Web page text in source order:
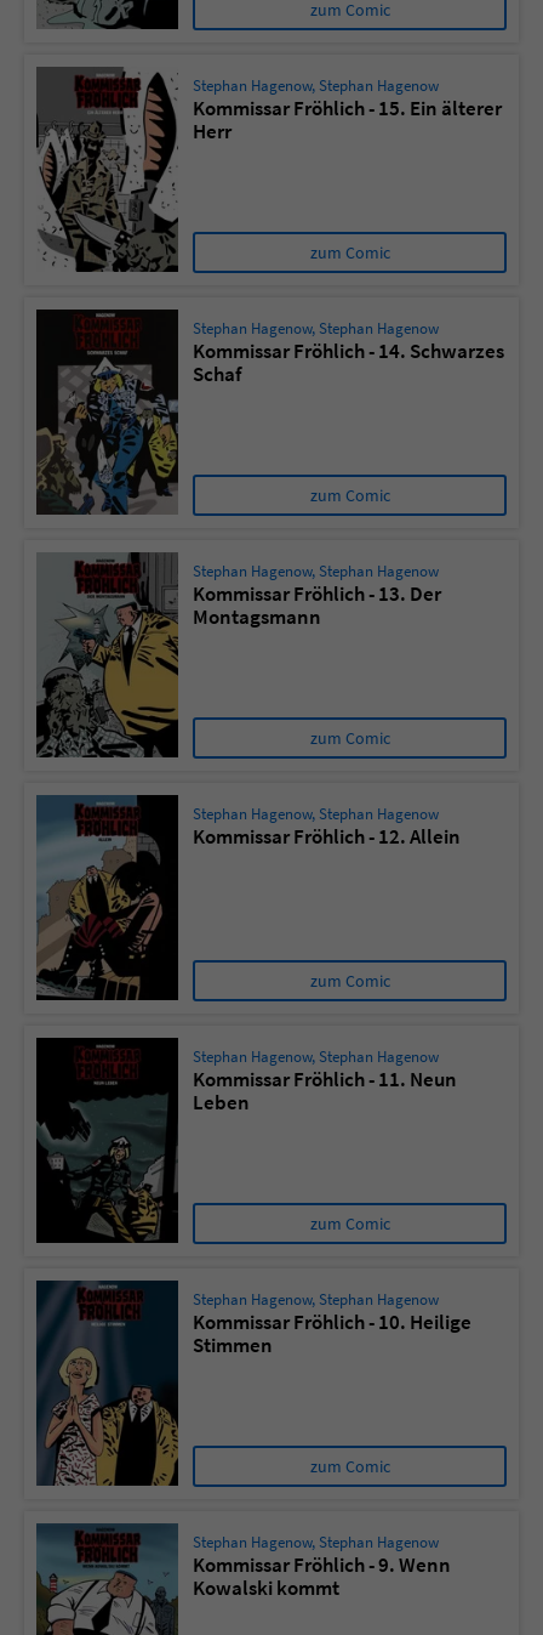
zum Comic
Stephan Hagenow, Stephan Hagenow
Kommissar Fröhlich - 15. Ein älterer
Herr
zum Comic
Stephan Hagenow, Stephan Hagenow
Kommissar Fröhlich - 14. Schwarzes
Schaf
zum Comic
Stephan Hagenow, Stephan Hagenow
Kommissar Fröhlich - 13. Der
Montagsmann
zum Comic
Stephan Hagenow, Stephan Hagenow
Kommissar Fröhlich - 12. Allein
zum Comic
Stephan Hagenow, Stephan Hagenow
Kommissar Fröhlich - 11. Neun
Leben
zum Comic
Stephan Hagenow, Stephan Hagenow
Kommissar Fröhlich - 10. Heilige
Stimmen
zum Comic
Stephan Hagenow, Stephan Hagenow
Kommissar Fröhlich - 9. Wenn
Kowalski kommt